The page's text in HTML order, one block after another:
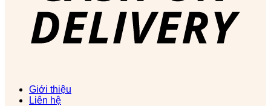
Giới thiệu
Liên hệ